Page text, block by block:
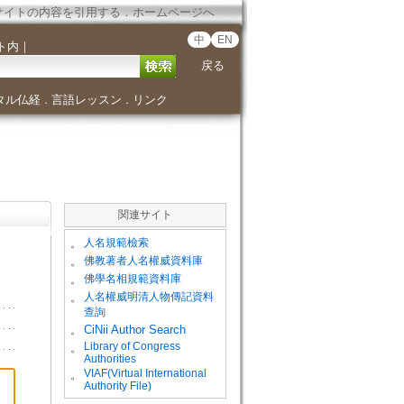
イトの内容を引用する．ホームページへ
内 ｜ 中 EN
戻る
ル仏経． 言語レッスン ． リンク
関連サイト
。 人名規範檢索
。 佛教著者人名權威資料庫
。 佛學名相規範資料庫
。
人名權威明清人物傳記資料
查詢
。
CiNii Author Search
。
Library of Congress
Authorities
。
VIAF(Virtual International
Authority File)